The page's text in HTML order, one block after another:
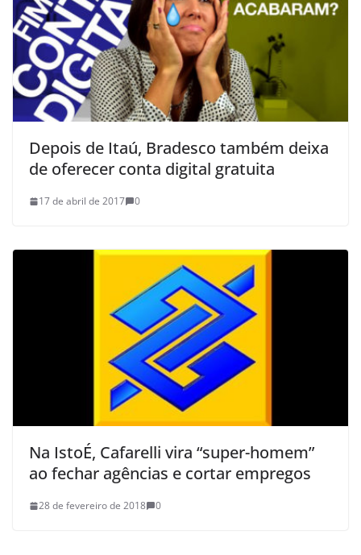
Depois de Itaú, Bradesco também deixa
de oferecer conta digital gratuita
17 de abril de 2017 0
Na IstoÉ, Cafarelli vira “super-homem”
ao fechar agências e cortar empregos
28 de fevereiro de 2018 0